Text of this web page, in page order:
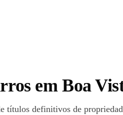
em Boa
títulos definitivos de